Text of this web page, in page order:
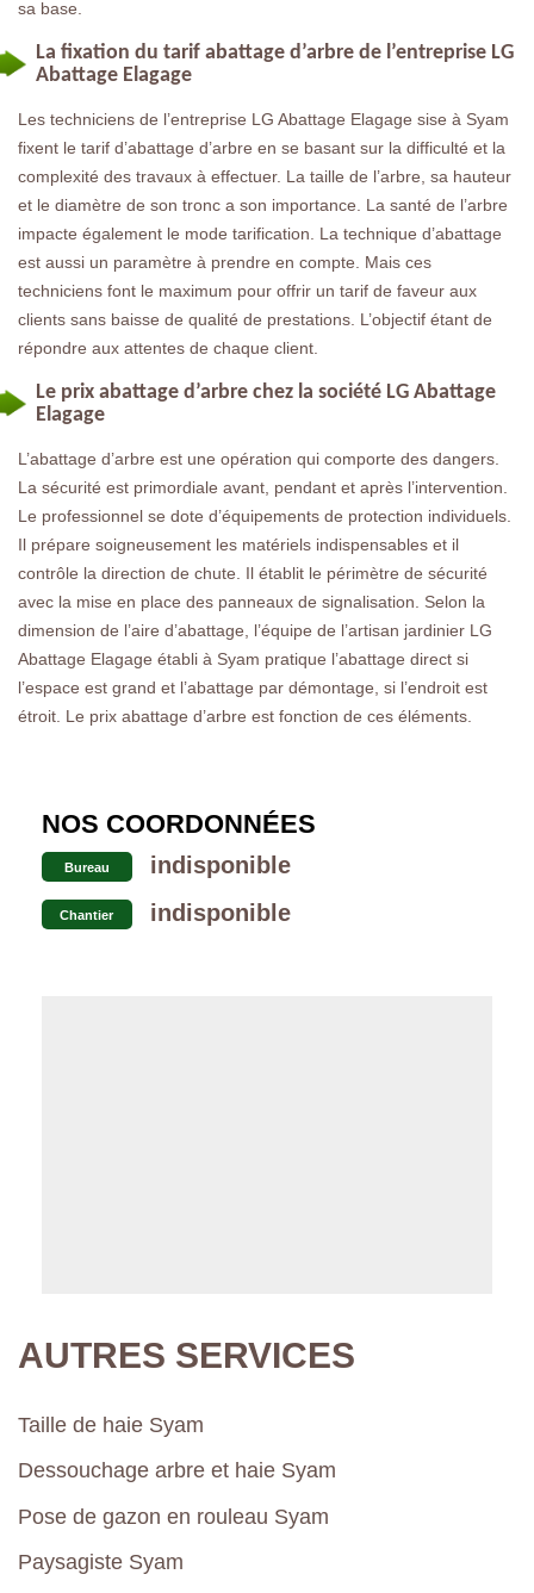
sa base.
La fixation du tarif abattage d’arbre de l’entreprise LG
Abattage Elagage
Les techniciens de l’entreprise LG Abattage Elagage sise à Syam
fixent le tarif d’abattage d’arbre en se basant sur la difficulté et la
complexité des travaux à effectuer. La taille de l’arbre, sa hauteur
et le diamètre de son tronc a son importance. La santé de l’arbre
impacte également le mode tarification. La technique d’abattage
est aussi un paramètre à prendre en compte. Mais ces
techniciens font le maximum pour offrir un tarif de faveur aux
clients sans baisse de qualité de prestations. L’objectif étant de
répondre aux attentes de chaque client.
Le prix abattage d’arbre chez la société LG Abattage
Elagage
L’abattage d’arbre est une opération qui comporte des dangers.
La sécurité est primordiale avant, pendant et après l’intervention.
Le professionnel se dote d’équipements de protection individuels.
Il prépare soigneusement les matériels indispensables et il
contrôle la direction de chute. Il établit le périmètre de sécurité
avec la mise en place des panneaux de signalisation. Selon la
dimension de l’aire d’abattage, l’équipe de l’artisan jardinier LG
Abattage Elagage établi à Syam pratique l’abattage direct si
l’espace est grand et l’abattage par démontage, si l’endroit est
étroit. Le prix abattage d’arbre est fonction de ces éléments.
NOS COORDONNÉES
Bureau indisponible
Chantier indisponible
AUTRES SERVICES
Taille de haie Syam
Dessouchage arbre et haie Syam
Pose de gazon en rouleau Syam
Paysagiste Syam